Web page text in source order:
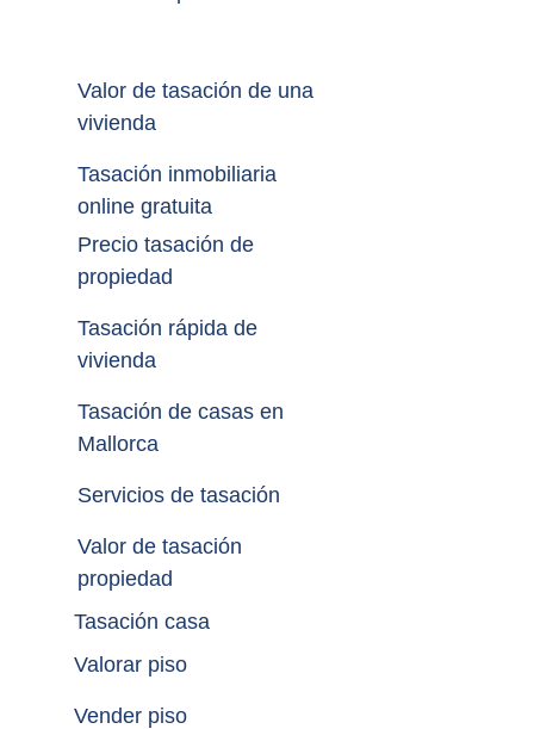
Valor de tasación de una
vivienda
Tasación inmobiliaria
online gratuita
Precio tasación de
propiedad
Tasación rápida de
vivienda
Tasación de casas en
Mallorca
Servicios de tasación
Valor de tasación
propiedad
Tasación casa
Valorar piso
Vender piso